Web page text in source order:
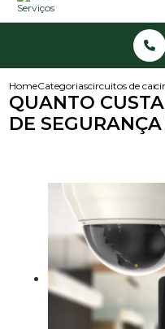
HomeCategoriascircuitos de
QUANTO
DE